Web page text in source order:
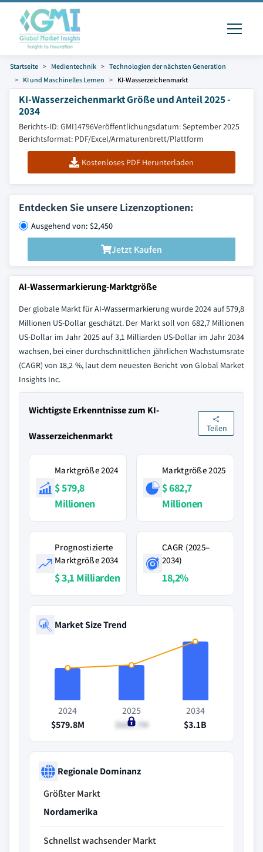
Startseite Medientechnik
Technologien der nächsten Generation
KI und Maschinelles Lernen
KI-Wasserzeichenmarkt
KI-Wasserzeichenmarkt Größe und Anteil 2025 -
2034
Berichts-ID: GMI14796Veröffentlichungsdatum: September 2025
Berichtsformat: PDF/Excel/Armaturenbrett/Plattform
Kostenloses PDF Herunterladen
Entdecken Sie unsere Lizenzoptionen:
Ausgehend von: $2,450
Jetzt Kaufen
AI-Wassermarkierung-Marktgröße
Der globale Markt für AI-Wassermarkierung wurde 2024 auf 579,8
Millionen US-Dollar geschätzt. Der Markt soll von 682,7 Millionen
US-Dollar im Jahr 2025 auf 3,1 Milliarden US-Dollar im Jahr 2034
wachsen, bei einer durchschnittlichen jährlichen Wachstumsrate
(CAGR) von 18,2 %, laut dem neuesten Bericht von Global Market
Insights Inc.
Wichtigste Erkenntnisse zum KI-
Wasserzeichenmarkt
Teilen
Marktgröße 2024
$ 579,8
Millionen
Marktgröße 2025
$ 682,7
Millionen
Prognostizierte
Marktgröße 2034
$ 3,1 Milliarden
CAGR (2025–
2034)
18,2%
Market Size Trend
2024
$579.8M
2025
$682.7M
2034
$3.1B
Regionale Dominanz
Größter Markt
Nordamerika
Schnellst wachsender Markt